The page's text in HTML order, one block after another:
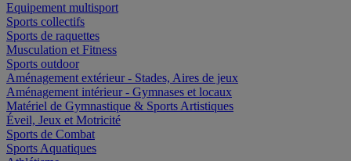
Equipement multisport
Sports collectifs
Sports de raquettes
Musculation et Fitness
Sports outdoor
Aménagement extérieur - Stades, Aires de jeux
Aménagement intérieur - Gymnases et locaux
Matériel de Gymnastique & Sports Artistiques
Éveil, Jeux et Motricité
Sports de Combat
Sports Aquatiques